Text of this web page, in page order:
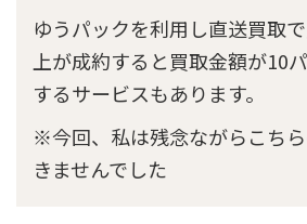
ゆうパックを利用し直送買取
上が成約すると買取金額が10
するサービスもあります。
※今回、私は残念ながらこち
きませんでした